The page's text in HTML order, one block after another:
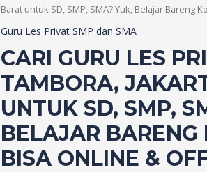
Barat untuk SD, SMP, SMA? Yuk, Belajar Bareng
Guru Les Privat SMP dan SMA
CARI GURU LES
TAMBORA,
UNTUK SD, SMP,
BELAJAR BARENG
BISA ONLINE &